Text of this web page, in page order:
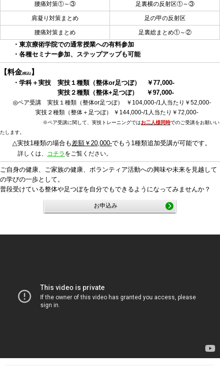
腰痛対策①～③ 足裏横の反射区①～③
肩凝り対策まとめ 足の甲の反射区
腰痛対策まとめ 足裏総まとめ①～②
・東京療術学院での通常授業への有料参加
・各種セミナー参加、ステップアップも可能
【料金(税込) 】
・学科＋実技 実技１種類（整体or足つぼ） ￥77,000-
実技２種類（整体+足つぼ） ￥97,000-
◎ペア受講 実技１種類（整体or足つぼ） ￥104,000-/1人当たり￥52,000-
実技２種類（整体＋足つぼ） ￥144,000-/1人当たり￥72,000-
※ペア受講に関して、実技トレーニングではお二人様同時でのご受講をお願いい
たします。
△実技1種類の場合も 差額￥20,000-でもう1種類追加受講が可能です。
詳しくは、 コチラ をご覧ください。
ご自身の健康、ご家族の健康、ボランティア活動への興味や未来を見越して
の学びの一歩として。
普段受けている整体や足つぼを自分でもできるようになってみませんか？
お申込み